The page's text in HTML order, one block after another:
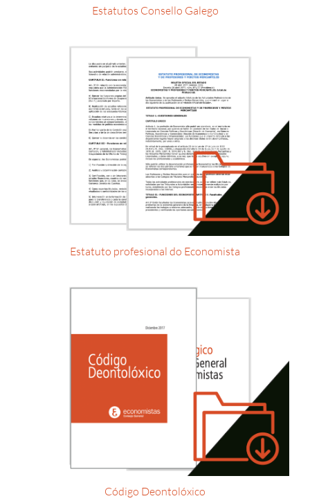
Estatutos Consello Galego
Estatuto profesional do Economista
Código Deontolóxico